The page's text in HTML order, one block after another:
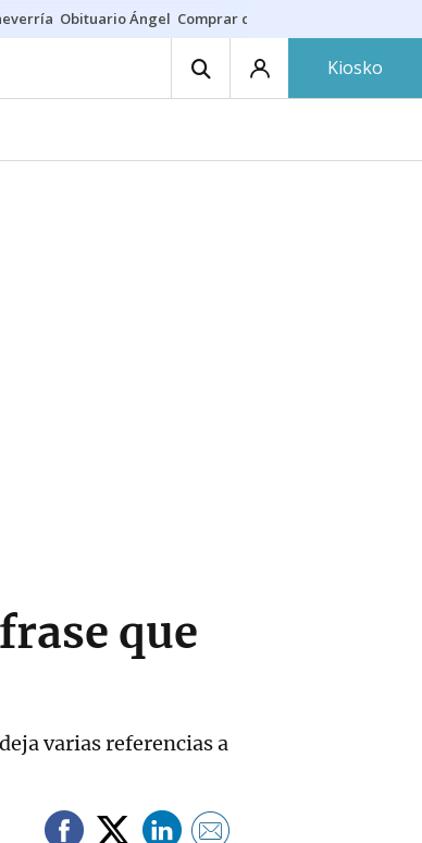
Obituario Ángel Comprar casa
Kiosko
que
varias referencias a